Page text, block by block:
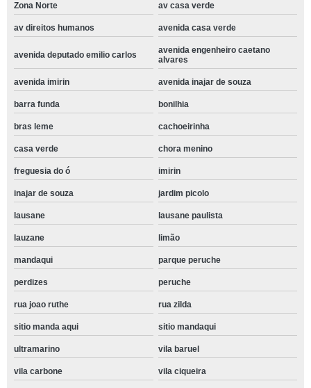
Zona Norte av casa verde
av direitos humanos avenida casa verde
avenida deputado emilio carlos
avenida engenheiro caetano
alvares
avenida imirin avenida inajar de souza
barra funda bonilhia
bras leme cachoeirinha
casa verde chora menino
freguesia do ó imirin
inajar de souza jardim picolo
lausane lausane paulista
lauzane limão
mandaqui parque peruche
perdizes peruche
rua joao ruthe rua zilda
sitio manda aqui sitio mandaqui
ultramarino vila baruel
vila carbone vila ciqueira